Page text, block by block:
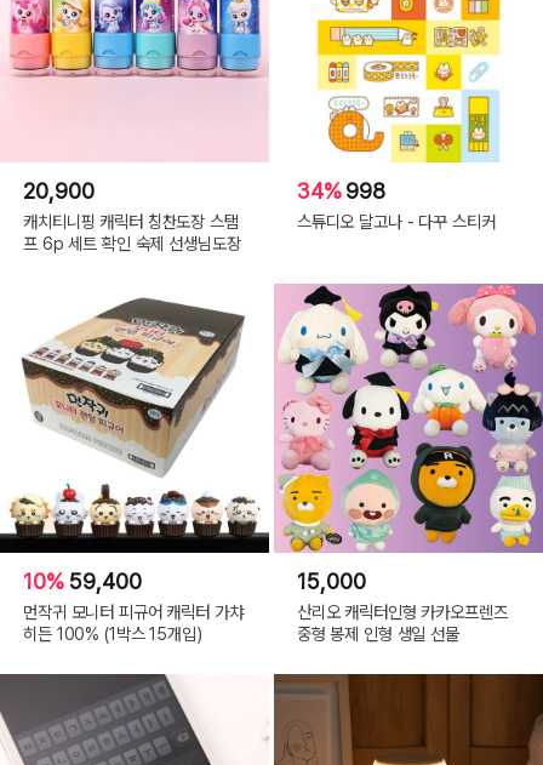
20,900
캐치티니핑 캐릭터 칭찬도장 스탬
프 6p 세트 확인 숙제 선생님도장
34%998
스튜디오 달고나 - 다꾸 스티커
10% 59,400
먼작귀 모니터 피규어 캐릭터 가챠
히든 100% (1박스 15개입)
15,000
산리오 캐릭터인형 카카오프렌즈
중형 봉제 인형 생일 선물